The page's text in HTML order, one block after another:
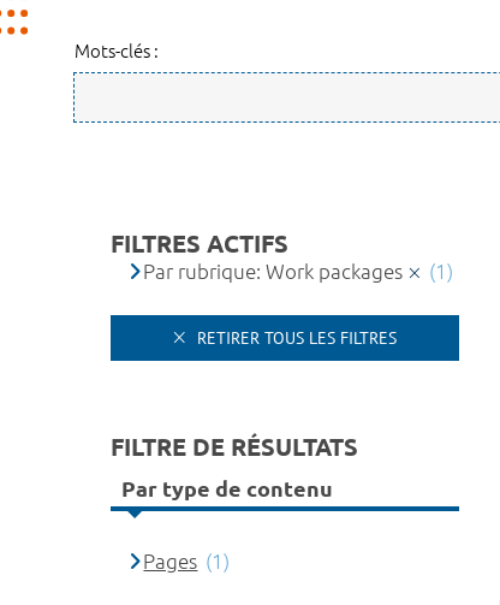
Mots-clés :
FILTRES ACTIFS
Par rubrique: Work packages (1)
RETIRER TOUS LES FILTRES
FILTRE DE RÉSULTATS
Par type de contenu
Pages (1)